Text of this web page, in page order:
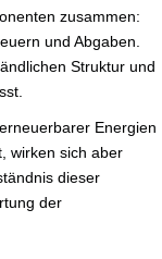
zusammen:
und Abgaben.
Struktur und
Energien
wirken sich aber
dieser
der